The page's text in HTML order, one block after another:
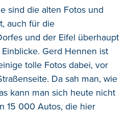
sind die alten Fotos und
auch für die
und der Eifel überhaupt
Gerd Hennen ist
tolle Fotos dabei, vor
Da sah man, wie
kann man sich heute nicht
15 000 Autos, die hier